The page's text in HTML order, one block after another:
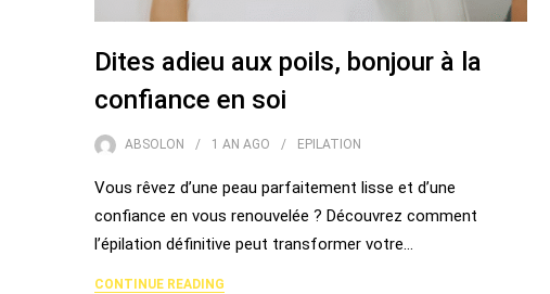
Dites adieu aux poils, bonjour à la
confiance en soi
ABSOLON 1 AN AGO EPILATION
Vous rêvez d’une peau parfaitement lisse et d’une
confiance en vous renouvelée ? Découvrez comment
l’épilation définitive peut transformer votre…
CONTINUE READING